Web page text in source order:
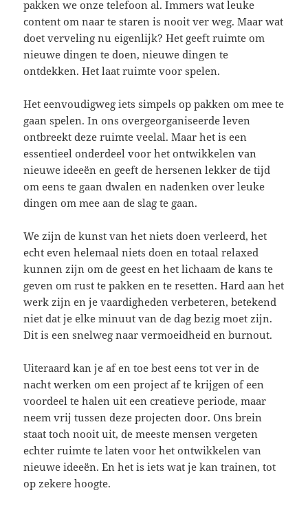
pakken we onze telefoon al. Immers wat leuke
content om naar te staren is nooit ver weg. Maar wat
doet verveling nu eigenlijk? Het geeft ruimte om
nieuwe dingen te doen, nieuwe dingen te
ontdekken. Het laat ruimte voor spelen.
Het eenvoudigweg iets simpels op pakken om mee te
gaan spelen. In ons overgeorganiseerde leven
ontbreekt deze ruimte veelal. Maar het is een
essentieel onderdeel voor het ontwikkelen van
nieuwe ideeën en geeft de hersenen lekker de tijd
om eens te gaan dwalen en nadenken over leuke
dingen om mee aan de slag te gaan.
We zijn de kunst van het niets doen verleerd, het
echt even helemaal niets doen en totaal relaxed
kunnen zijn om de geest en het lichaam de kans te
geven om rust te pakken en te resetten. Hard aan het
werk zijn en je vaardigheden verbeteren, betekend
niet dat je elke minuut van de dag bezig moet zijn.
Dit is een snelweg naar vermoeidheid en burnout.
Uiteraard kan je af en toe best eens tot ver in de
nacht werken om een project af te krijgen of een
voordeel te halen uit een creatieve periode, maar
neem vrij tussen deze projecten door. Ons brein
staat toch nooit uit, de meeste mensen vergeten
echter ruimte te laten voor het ontwikkelen van
nieuwe ideeën. En het is iets wat je kan trainen, tot
op zekere hoogte.